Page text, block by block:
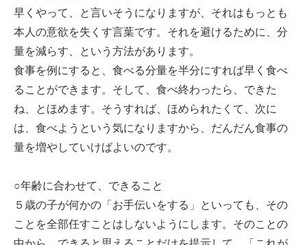
早くやって、と言いそうになりますが、それはもっとも
本人の意欲を失くす言葉です。それを避けるために、分
量を減らす、という方法があります。
食事を例にすると、食べる分量を半分にすれば早く食べ
ることができます。そして、食べ終わったら、できた
ね、とほめます。そうすれば、ほめられたくて、次に
は、食べようという気になりますから、だんだん食事の
量を増やしていけばよいのです。
○年齢に合わせて、できること
５歳の子が何かの「お手伝いをする」といっても、その
ことを全部任すことはしないようにします。そのことの